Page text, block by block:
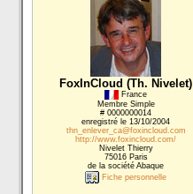
FoxInCloud (Th. Nivelet)
France
Membre Simple
# 0000000014
enregistré le 13/10/2004
thn_enlever_ca@foxincloud.com
http://www.foxincloud.com/
Nivelet Thierry
75016 Paris
de la société Abaque
Fiche personnelle